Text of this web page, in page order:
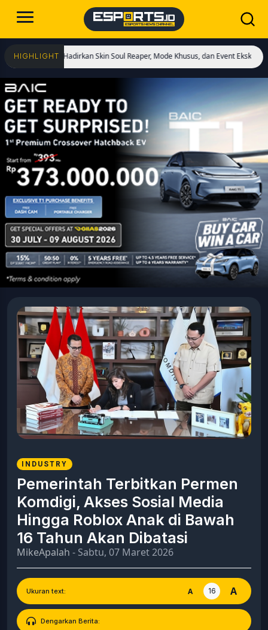
HIGHLIGHT
Hadirkan Skin Soul Reaper, Mode Khusus, dan Event Eksklusif!
INDUSTRY
Pemerintah Terbitkan Permen
Komdigi, Akses Sosial Media
Hingga Roblox Anak di Bawah
16 Tahun Akan Dibatasi
MikeApalah - Sabtu, 07 Maret 2026
Ukuran text: A 16 A
Dengarkan Berita: